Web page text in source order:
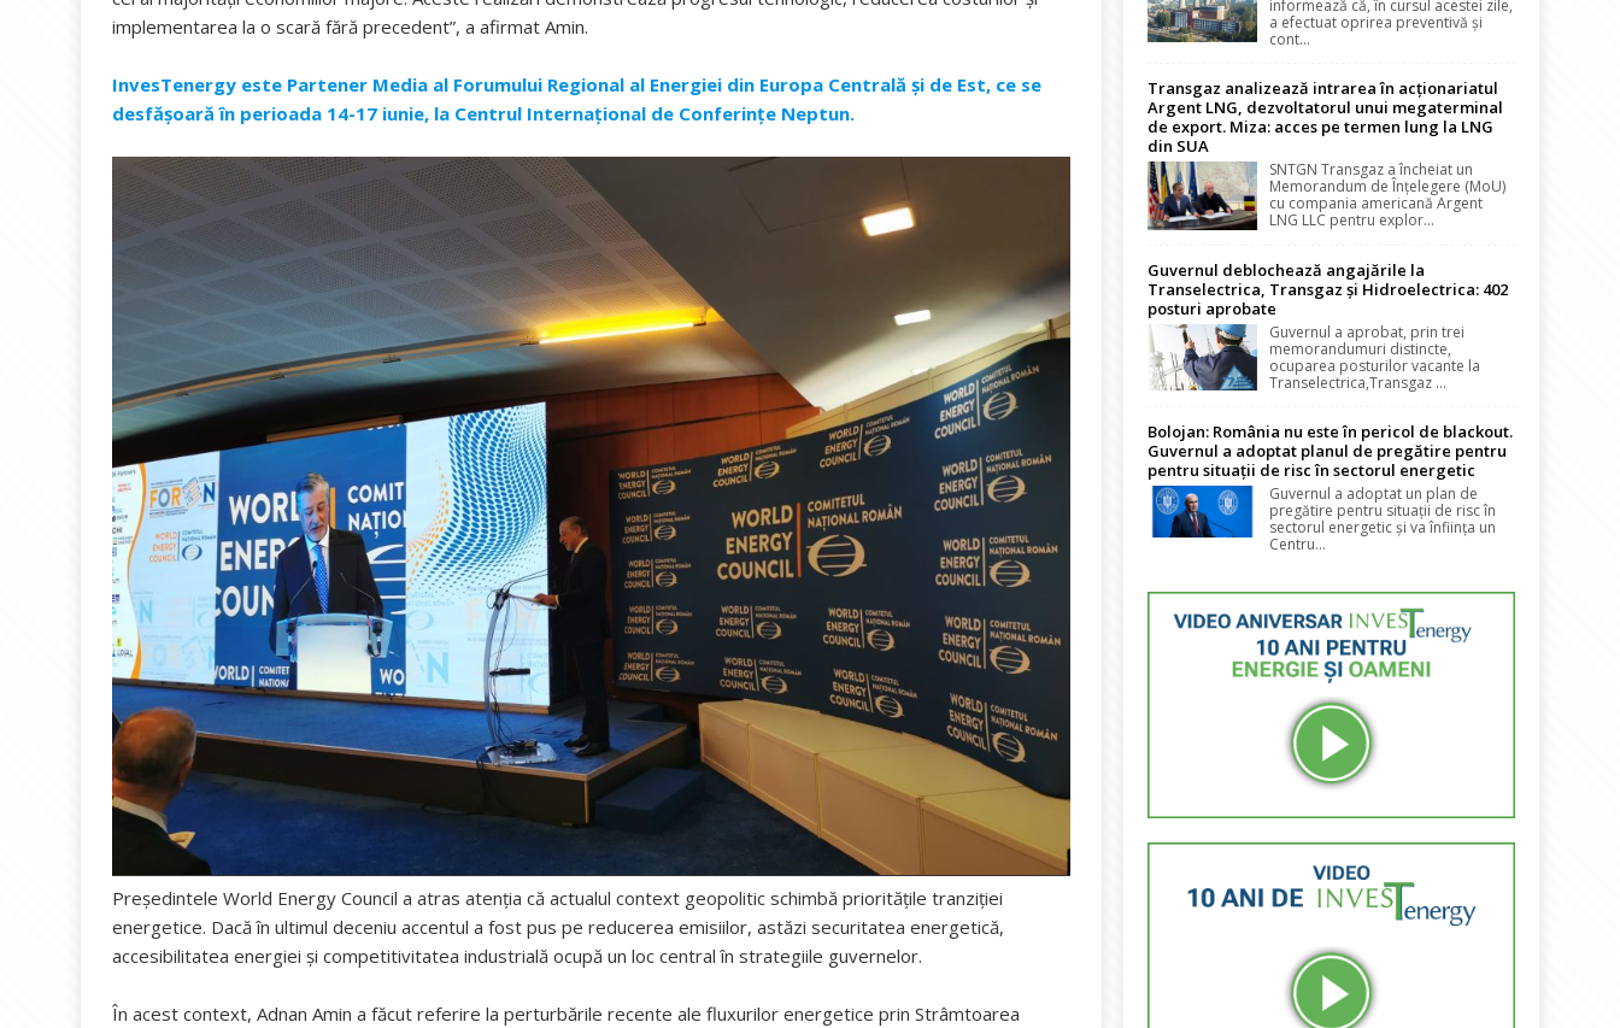
implementarea la o scară fără precedent”, a afirmat Amin.
InvesTenergy este Partener Media al Forumului Regional al Energiei din Europa Centrală și de Est, ce se
desfășoară în perioada 14-17 iunie, la Centrul Internațional de Conferințe Neptun.
Președintele World Energy Council a atras atenția că actualul context geopolitic schimbă prioritățile tranziției
energetice. Dacă în ultimul deceniu accentul a fost pus pe reducerea emisiilor, astăzi securitatea energetică,
accesibilitatea energiei și competitivitatea industrială ocupă un loc central în strategiile guvernelor.
În acest context, Adnan Amin a făcut referire la perturbările recente ale fluxurilor energetice prin Strâmtoarea
informează că, în cursul acestei zile,
a efectuat oprirea preventivă și
cont...
Transgaz analizează intrarea în acționariatul
Argent LNG, dezvoltatorul unui megaterminal
de export. Miza: acces pe termen lung la LNG
din SUA
SNTGN Transgaz a încheiat un
Memorandum de Înțelegere (MoU)
cu compania americană Argent
LNG LLC pentru explor...
Guvernul deblochează angajările la
Transelectrica, Transgaz și Hidroelectrica: 402
posturi aprobate
Guvernul a aprobat, prin trei
memorandumuri distincte,
ocuparea posturilor vacante la
Transelectrica,Transgaz ...
Bolojan: România nu este în pericol de blackout.
Guvernul a adoptat planul de pregătire pentru
pentru situații de risc în sectorul energetic
Guvernul a adoptat un plan de
pregătire pentru situații de risc în
sectorul energetic și va înființa un
Centru...